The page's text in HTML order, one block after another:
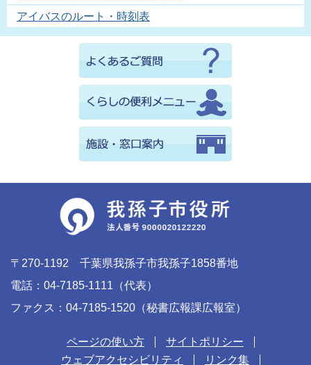
アイバスのルート・時刻表
〒270-1192 千葉県我孫子市我孫子1858番地
電話：04-7185-1111（代表）
ファクス：04-7185-1520（秘書広報課広報室）
ページの使い方
サイトポリシー
ウェブアクセシビリティ
リンク集